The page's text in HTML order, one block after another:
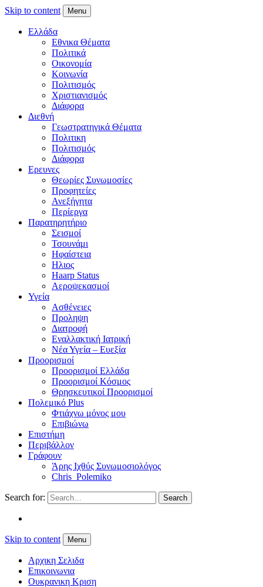
Skip to content Menu
Ελλάδα
Εθνικα Θέματα
Πολιτικά
Οικονομία
Κοινωνία
Πολιτισμός
Χριστιανισμός
Διάφορα
Διεθνή
Γεωστρατηγικά Θέματα
Πολιτικη
Πολιτισμός
Διάφορα
Ερευνες
Θεωρίες Συνωμοσίες
Προφητείες
Ανεξήγητα
Περίεργα
Παρατηρητήριο
Σεισμοί
Τσουνάμι
Ηφαίστεια
Ηλιος
Haarp Status
Αεροψεκασμοί
Υγεία
Ασθένειες
Προληψη
Διατροφή
Εναλλακτική Ιατρική
Νέα Υγεία – Ευεξία
Προορισμοί
Προορισμοί Ελλάδα
Προορισμοί Κόσμος
Θρησκευτικοί Προορισμοί
Πολεμικό Plus
Φτιάχνω μόνος μου
Επιβιώνω
Επιστήμη
Περιβάλλον
Γράφουν
Άρης Ιχθύς Συνωμοσιολόγος
Chris_Polemiko
Search for: Search
Skip to content Menu
Αρχικη Σελιδα
Επικοινωνια
Ουκρανικη Κριση